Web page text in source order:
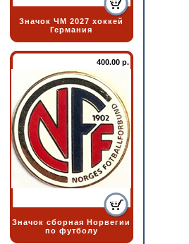
Значок ЧМ 2027 хоккей
Германия
400.00 р.
Значок сборная Норвегии
по футболу